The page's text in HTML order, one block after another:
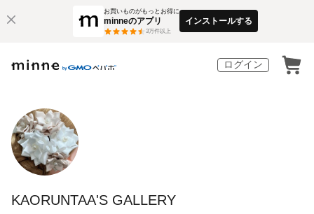
お買いものがもっとお得に
minneのアプリ
3万件以上
インストールする
ログイン
KAORUNTAA'S GALLERY